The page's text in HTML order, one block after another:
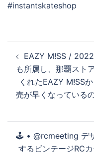
#instantskateshop
稿
ナ
ビ
ゲ
シ
ョ
EAZY M!SS /
も所属し、那覇スト
くれたEAZY M!SS
売が早くなっている
🕹 • @rcmeeting デ
するビンテージRC